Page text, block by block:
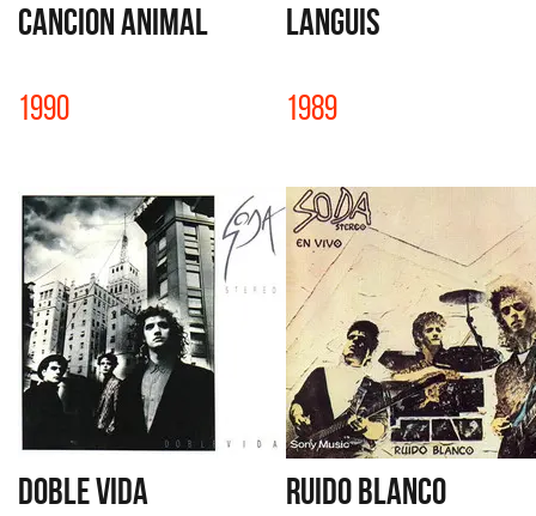
CANCION ANIMAL
1990
LANGUIS
1989
DOBLE VIDA RUIDO BLANCO